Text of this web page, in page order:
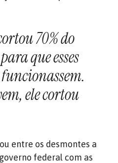
70% do
que esses
ele cortou
entre os desmontes a
federal com as